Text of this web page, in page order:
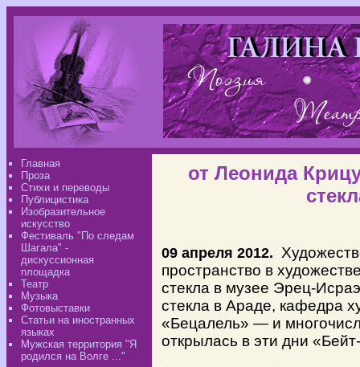
Главная
Проза
Стихи и переводы
Публицистика
Изобразительное
искусство
Фестиваль "По следам
Шагала" -
дискуссионная
площадка
Театр
Музыка
Фотовыставки
Статьи на иностранных
языках
Мужская территория "Я
родился на Волге ..."
от Леонида
09 апреля 2012.
пространство в
стекла в музее Эрец-
стекла в Араде, кафедра
«Бецалель» — и
открылась в эти дни